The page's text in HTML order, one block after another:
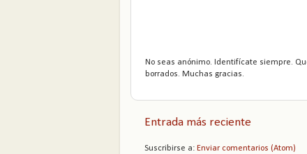
No seas anónimo. Identifícate siempre.
borrados. Muchas gracias.
Entrada más reciente
Suscribirse a: Enviar comentarios (Atom)